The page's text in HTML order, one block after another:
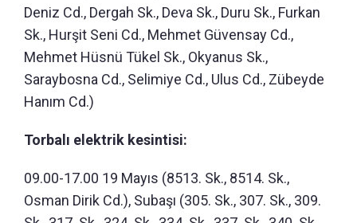
Deniz Cd., Dergah Sk., Deva Sk., Duru Sk., Furkan
Sk., Hurşit Seni Cd., Mehmet Güvensay Cd.,
Mehmet Hüsnü Tükel Sk., Okyanus Sk.,
Saraybosna Cd., Selimiye Cd., Ulus Cd., Zübeyde
Hanım Cd.)
Torbalı elektrik kesintisi:
09.00-17.00 19 Mayıs (8513. Sk., 8514. Sk.,
Osman Dirik Cd.), Subaşı (305. Sk., 307. Sk., 309.